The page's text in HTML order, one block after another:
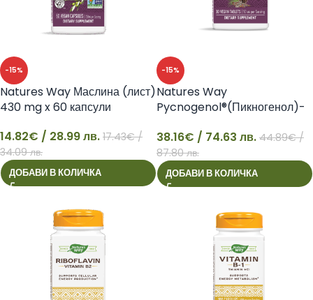
-15%
14
Natures Way Маслина (лист)
430 mg x 60 капсули
14.82€ / 28.99 лв. 17.43€/
34.09 лв.
ДОБАВИ В КОЛИЧКА
-15%
38
Natures Way
Pycnogenol®(Пикногенол)-
50 mg, 30 таблетки
38.16€ / 74.63 лв. 44.89€/
87.80 лв.
ДОБАВИ В КОЛИЧКА